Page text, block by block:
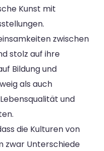
Kunst mit
zwischen
stolz auf ihre
Bildung und
als auch
und
die Kulturen von
zwar Unterschiede